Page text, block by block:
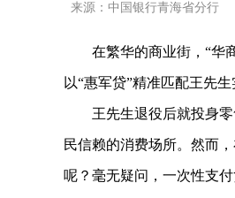
来源：中国银行青海省分行
在繁华的商业街，“华商
以“惠军贷”精准匹配王先
王先生退役后就投身零
民信赖的消费场所。然而
呢？毫无疑问，一次性支